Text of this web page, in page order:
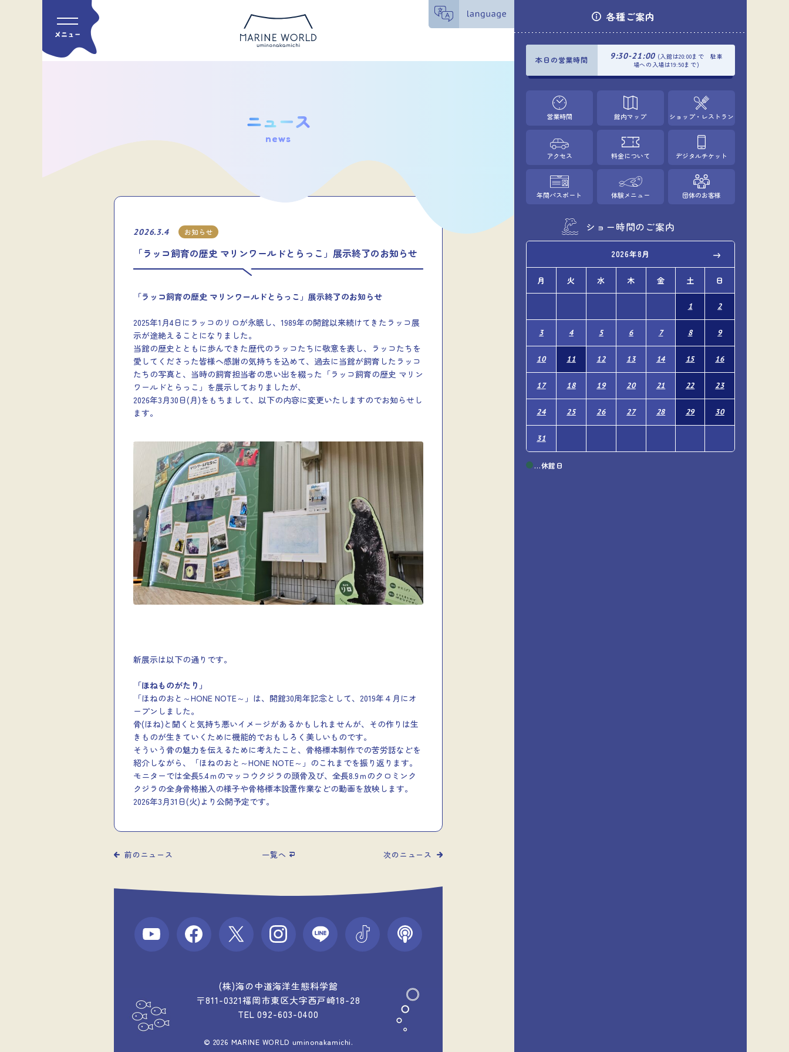
news
2026.3.4 お知らせ
「ラッコ飼育の歴史 マリンワールドとらっこ」展示終了のお知らせ
「ラッコ飼育の歴史 マリンワールドとらっこ」展示終了のお知らせ
2025年1月4日にラッコのリロが永眠し、1989年の開館以来続けてきたラッコ展
示が途絶えることになりました。
当館の歴史とともに歩んできた歴代のラッコたちに敬意を表し、ラッコたちを
愛してくださった皆様へ感謝の気持ちを込めて、過去に当館が飼育したラッコ
たちの写真と、当時の飼育担当者の思い出を綴った「ラッコ飼育の歴史 マリン
ワールドとらっこ」を展示しておりましたが、
2026年3月30日(月)をもちまして、以下の内容に変更いたしますのでお知らせし
ます。
新展示は以下の通りです。
「ほねものがたり」
「ほねのおと～HONE NOTE～」は、開館30周年記念として、2019年４月にオ
ープンしました。
骨(ほね)と聞くと気持ち悪いイメージがあるかもしれませんが、その作りは生
きものが生きていくために機能的でおもしろく美しいものです。
そういう骨の魅力を伝えるために考えたこと、骨格標本制作での苦労話などを
紹介しながら、「ほねのおと～HONE NOTE～」のこれまでを振り返ります。
モニターでは全長5.4ｍのマッコウクジラの頭骨及び、全長8.9ｍのクロミンク
クジラの全身骨格搬入の様子や骨格標本設置作業などの動画を放映します。
2026年3月31日(火)より公開予定です。
前のニュース 一覧へ 次のニュース
(株)海の中道海洋生態科学館
〒811-0321福岡市東区大字西戸崎18-28
TEL 092-603-0400
© 2026 MARINE WORLD uminonakamichi.
各種ご案内
本日の営業時間 9:30-21:00 (入館は20:00まで 駐車
場への入場は19:50まで)
営業時間 館内マップ ショップ・レストラン
アクセス 料金について デジタルチケット
年間パスポート 体験メニュー 団体のお客様
ショー時間のご案内
2026年8月
月 火 水 木 金 土 日
1 2
3 4 5 6 7 8 9
10 11 12 13 14 15 16
17 18 19 20 21 22 23
24 25 26 27 28 29 30
31
…休館日